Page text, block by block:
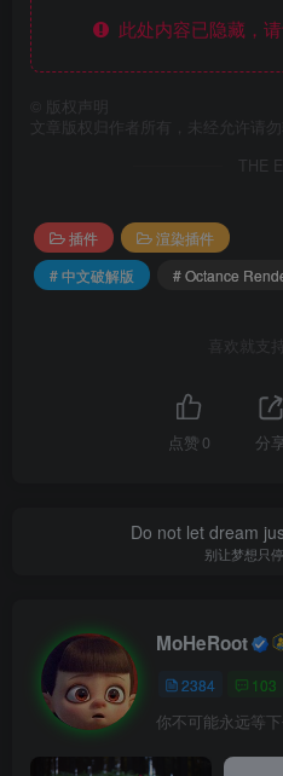
此处内容已隐藏，
版权声明
文章版权归作者所有，未经允许请勿
THE
插件
渲染插件
# 中文破解版
# Octance
喜欢就支
点赞 0 分
Do not let dream
别让梦想只
MoHeRoot
2384 103
你不可能永远等